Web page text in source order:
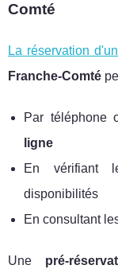
Comté
La réservation
Franche-Comté
Par téléphone
ligne
En vérifiant
disponibilités
En consultant
Une pré-